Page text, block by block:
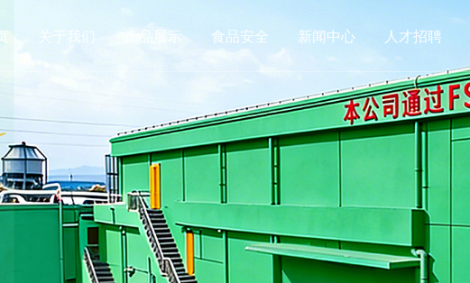
关于我们 产品展示 食品安全 新闻中心 人才招聘